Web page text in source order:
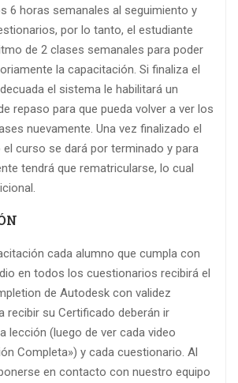
6 horas semanales al seguimiento y
por lo tanto, el estudiante
de 2 clases semanales para poder
la capacitación. Si finaliza el
el sistema le habilitará un
repaso para que pueda volver a ver los
nuevamente. Una vez finalizado el
curso se dará por terminado y para
tendrá que rematricularse, lo cual
cada alumno que cumpla con
en todos los cuestionarios recibirá el
de Autodesk con validez
recibir su Certificado deberán ir
lección (luego de ver cada video
Completa») y cada cuestionario. Al
en contacto con nuestro equipo